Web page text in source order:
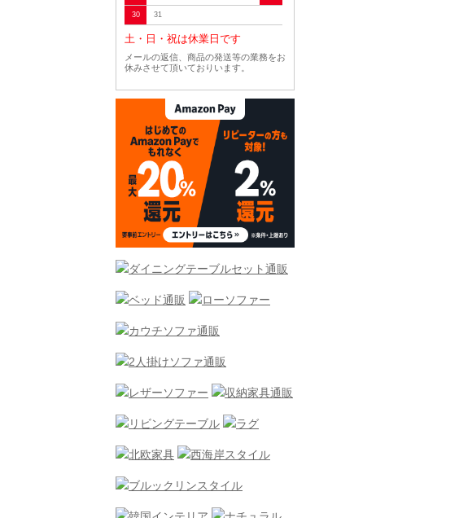
30 31
土・日・祝は休業日です
メールの返信、商品の発送等の業務をお
休みさせて頂いておりいます。